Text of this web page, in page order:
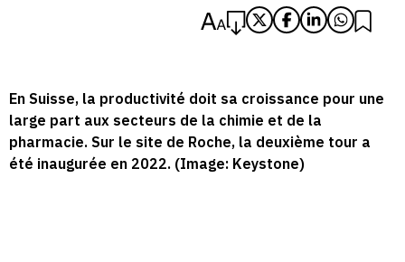
En Suisse, la productivité doit sa croissance pour une
large part aux secteurs de la chimie et de la
pharmacie. Sur le site de Roche, la deuxième tour a
été inaugurée en 2022. (Image: Keystone)